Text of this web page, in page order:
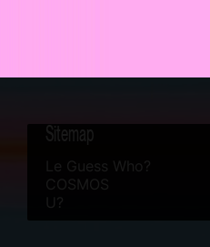
Sitemap
Le Guess Who?
COSMOS
U?